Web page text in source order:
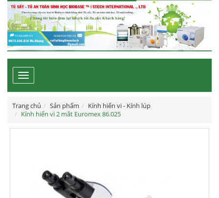
Toggle
navigation
Trang chủ Sản phẩm
Kính hiển vi - Kính lúp
Kính hiển vi 2 mắt Euromex 86.025